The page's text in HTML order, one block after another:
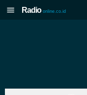
Radio online.co.id